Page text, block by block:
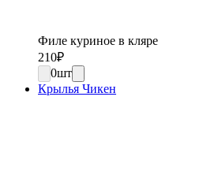
Филе куриное в кляре
210₽
0шт
Крылья Чикен